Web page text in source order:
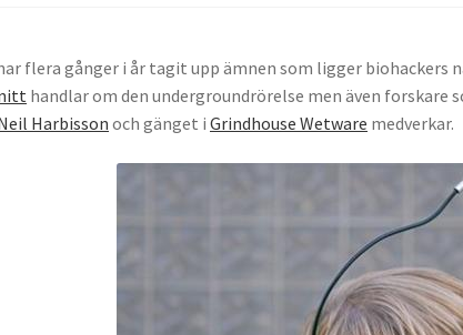
flera gånger i år tagit upp ämnen som ligger
handlar om den undergroundrörelse men även
Harbissonoch gänget iGrindhouse Wetware medverkar.